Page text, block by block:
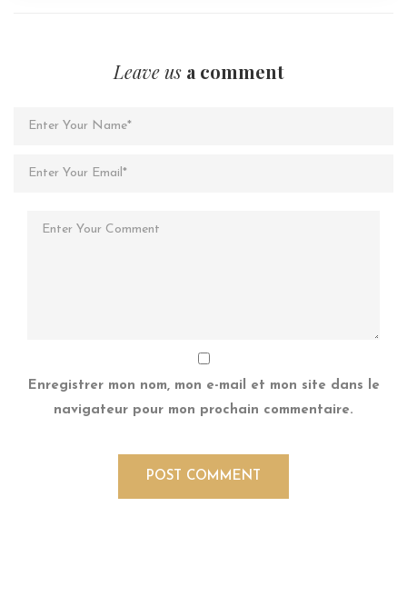
Leave us a comment
Enregistrer mon nom, mon e-mail et mon site dans le
navigateur pour mon prochain commentaire.